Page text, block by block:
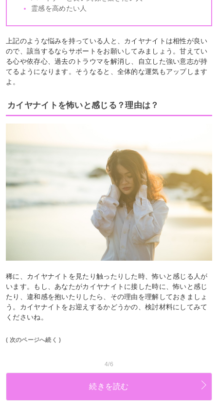
霊感を高めたい人
上記のような悩みを持っている人と、カイヤナイトは相性が良い
ので、該当するならサポートをお願いしてみましょう。甘えてい
る心や依存心、過去のトラウマを解消し、自立した強い意志が持
てるようになります。そうなると、全体的な運気もアップします
よ。
カイヤナイトを怖いと感じる？理由は？
稀に、カイヤナイトを見たり触ったりした時、怖いと感じる人が
います。もし、あなたがカイヤナイトに接した時に、怖いと感じ
たり、違和感を抱いたりしたら、その理由を理解しておきましょ
う。カイヤナイトをお迎えするかどうかの、検討材料にしてみて
くださいね。
( 次のページへ続く )
4/6
続きを読む